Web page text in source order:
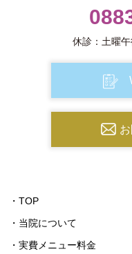
休診：土曜午
・TOP
・当院について
・実費メニュー料金